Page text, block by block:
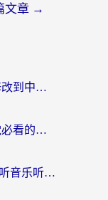
文章 →
在意大利用小红书怎么把定位修改到中国国内？3个实用技巧+1个靠谱工具帮你搞定
咪咕体育在香港用不了？海外党必看的回国加速器选择指南（附3个真实场景解决方案）
网易云ip怎么改成中国？海外党听音乐听书的无痛解决方案